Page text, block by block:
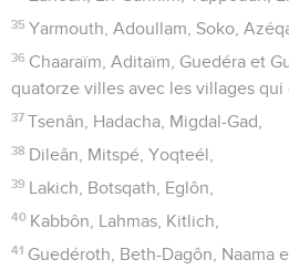
35 Yarmouth, Adoullam, Soko,
36 Chaaraïm, Aditaïm, Guedéra et
quatorze villes avec les villages qui
37 Tsenân, Hadacha, Migdal-Gad,
38 Dileân, Mitspé, Yoqteél,
39 Lakich, Botsqath, Eglôn,
40 Kabbôn, Lahmas, Kitlich,
41 Guedéroth, Beth-Dagôn, Naama